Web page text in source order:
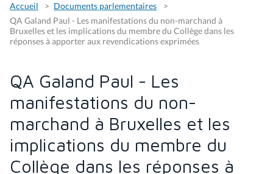
Accueil
Documents parlementaires
QA Galand Paul - Les manifestations du non-marchand à
Bruxelles et les implications du membre du Collège dans les
réponses à apporter aux revendications exprimées
QA Galand Paul - Les
manifestations du non-
marchand à Bruxelles et les
implications du membre du
Collège dans les réponses à